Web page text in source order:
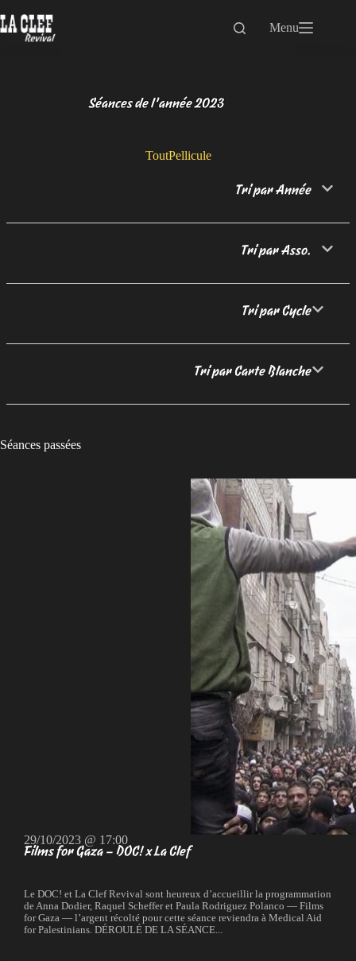
au
contenu
Menu
Séances de l’année 2023
ToutPellicule
Tri par Année
Tri par Asso.
Tri par Cycle
Tri par Carte Blanche
Séances passées
29/10/2023 @ 17:00
Films for Gaza – DOC! x La Clef
Le DOC! et La Clef Revival sont heureux d’accueillir la programmation
de Anna Dodier, Raquel Scheffer et Paula Rodriguez Polanco — Films
for Gaza — l’argent récolté pour cette séance reviendra à Medical Aid
for Palestinians. DÉROULÉ DE LA SÉANCE...